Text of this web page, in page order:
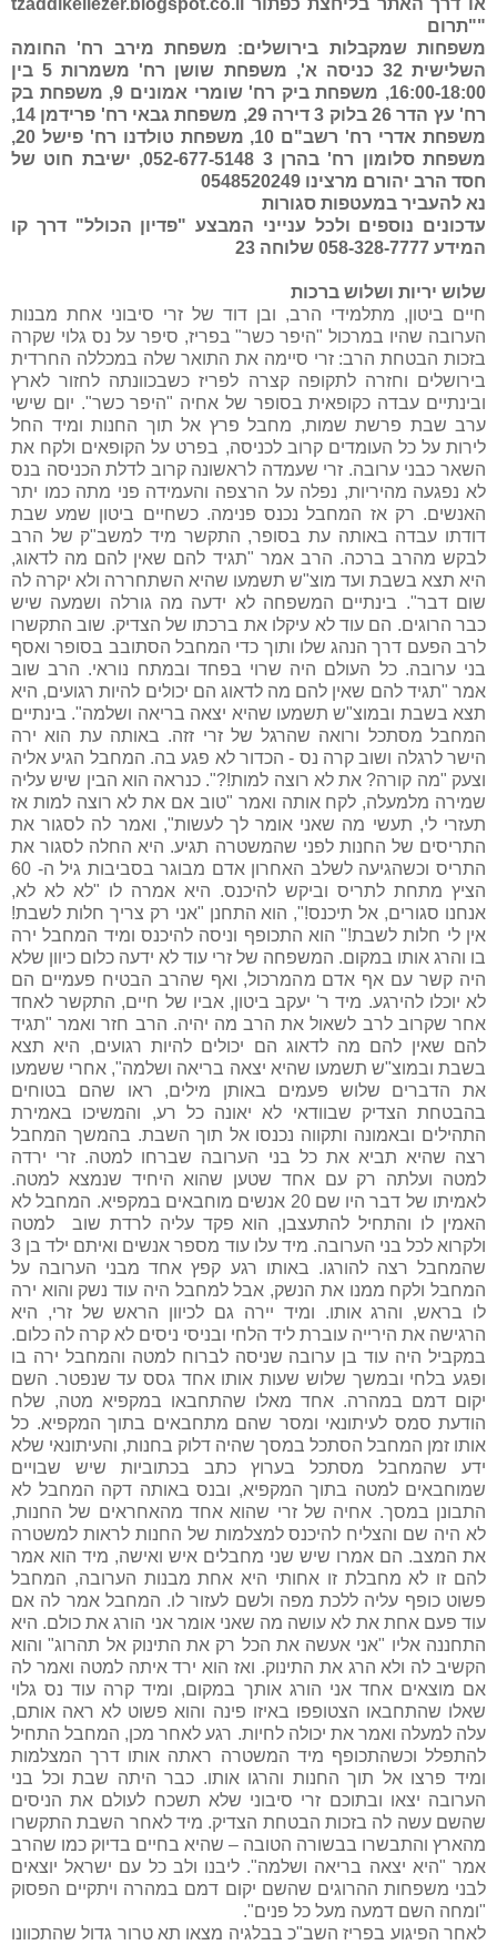
או דרך האתר
tzaddikeliezer.blogspot.co.il בליחצת כפתור
"תרום"
משפחות שמקבלות בירושלים: משפחת מירב רח' החומה
השלישית 32 כניסה א', משפחת שושן רח' משמרות 5 בין
16:00-18:00, משפחת ביק רח' שומרי אמונים 9, משפחת בק
רח' עץ הדר 26 בלוק 3 דירה 29, משפחת גבאי רח' פרידמן 14,
משפחת אדרי רח' רשב"ם 10, משפחת טולדנו רח' פישל 20,
משפחת סלומון רח' בהרן 3 052-677-5148, ישיבת חוט של
חסד הרב יהורם מרצינו 0548520249
נא להעביר במעטפות סגורות
עדכונים נוספים ולכל ענייני המבצע "פדיון הכולל" דרך קו
המידע 058-328-7777 שלוחה 23
שלוש יריות ושלוש ברכות
חיים ביטון, מתלמידי הרב, ובן דוד של זרי סיבוני אחת מבנות
הערובה שהיו במרכול "היפר כשר" בפריז, סיפר על נס גלוי שקרה
בזכות הבטחת הרב: זרי סיימה את התואר שלה במכללה החרדית
בירושלים וחזרה לתקופה קצרה לפריז כשבכוונתה לחזור לארץ
ובינתיים עבדה כקופאית בסופר של אחיה "היפר כשר". יום שישי
ערב שבת פרשת שמות, מחבל פרץ אל תוך החנות ומיד החל
לירות על כל העומדים קרוב לכניסה, בפרט על הקופאים ולקח את
השאר כבני ערובה. זרי שעמדה לראשונה קרוב לדלת הכניסה בנס
לא נפגעה מהיריות, נפלה על הרצפה והעמידה פני מתה כמו יתר
האנשים. רק אז המחבל נכנס פנימה. כשחיים ביטון שמע שבת
דודתו עבדה באותה עת בסופר, התקשר מיד למשב"ק של הרב
לבקש מהרב ברכה. הרב אמר "תגיד להם שאין להם מה לדאוג,
היא תצא בשבת ועד מוצ"ש תשמעו שהיא השתחררה ולא יקרה לה
שום דבר". בינתיים המשפחה לא ידעה מה גורלה ושמעה שיש
כבר הרוגים. הם עוד לא עיקלו את ברכתו של הצדיק. שוב התקשרו
לרב הפעם דרך הנהג שלו ותוך כדי המחבל הסתובב בסופר ואסף
בני ערובה. כל העולם היה שרוי בפחד ובמתח נוראי. הרב שוב
אמר "תגיד להם שאין להם מה לדאוג הם יכולים להיות רגועים, היא
תצא בשבת ובמוצ"ש תשמעו שהיא יצאה בריאה ושלמה". בינתיים
המחבל מסתכל ורואה שהרגל של זרי זזה. באותה עת הוא ירה
הישר לרגלה ושוב קרה נס - הכדור לא פגע בה. המחבל הגיע אליה
וצעק "מה קורה? את לא רוצה למות!?". כנראה הוא הבין שיש עליה
שמירה מלמעלה, לקח אותה ואמר "טוב אם את לא רוצה למות אז
תעזרי לי, תעשי מה שאני אומר לך לעשות", ואמר לה לסגור את
התריסים של החנות לפני שהמשטרה תגיע. היא החלה לסגור את
התריס וכשהגיעה לשלב האחרון אדם מבוגר בסביבות גיל ה- 60
הציץ מתחת לתריס וביקש להיכנס. היא אמרה לו "לא לא לא,
אנחנו סגורים, אל תיכנס!", הוא התחנן "אני רק צריך חלות לשבת!
אין לי חלות לשבת!" הוא התכופף וניסה להיכנס ומיד המחבל ירה
בו והרג אותו במקום. המשפחה של זרי עוד לא ידעה כלום כיוון שלא
היה קשר עם אף אדם מהמרכול, ואף שהרב הבטיח פעמיים הם
לא יוכלו להירגע. מיד ר' יעקב ביטון, אביו של חיים, התקשר לאחד
אחר שקרוב לרב לשאול את הרב מה יהיה. הרב חזר ואמר "תגיד
להם שאין להם מה לדאוג הם יכולים להיות רגועים, היא תצא
בשבת ובמוצ"ש תשמעו שהיא יצאה בריאה ושלמה", אחרי ששמעו
את הדברים שלוש פעמים באותן מילים, ראו שהם בטוחים
בהבטחת הצדיק שבוודאי לא יאונה כל רע, והמשיכו באמירת
התהילים ובאמונה ותקווה נכנסו אל תוך השבת. בהמשך המחבל
רצה שהיא תביא את כל בני הערובה שברחו למטה. זרי ירדה
למטה ועלתה רק עם אחד שטען שהוא היחיד שנמצא למטה.
לאמיתו של דבר היו שם 20 אנשים מוחבאים במקפיא. המחבל לא
האמין לו והתחיל להתעצבן, הוא פקד עליה לרדת שוב למטה
ולקרוא לכל בני הערובה. מיד עלו עוד מספר אנשים ואיתם ילד בן 3
שהמחבל רצה להורגו. באותו רגע קפץ אחד מבני הערובה על
המחבל ולקח ממנו את הנשק, אבל למחבל היה עוד נשק והוא ירה
לו בראש, והרג אותו. ומיד יירה גם לכיוון הראש של זרי, היא
הרגישה את הירייה עוברת ליד הלחי ובניסי ניסים לא קרה לה כלום.
במקביל היה עוד בן ערובה שניסה לברוח למטה והמחבל ירה בו
ופגע בלחי ובמשך שלוש שעות אותו אחד גסס עד שנפטר. השם
יקום דמם במהרה. אחד מאלו שהתחבאו במקפיא מטה, שלח
הודעת סמס לעיתונאי ומסר שהם מתחבאים בתוך המקפיא. כל
אותו זמן המחבל הסתכל במסך שהיה דלוק בחנות, והעיתונאי שלא
ידע שהמחבל מסתכל בערוץ כתב בכתוביות שיש שבויים
שמוחבאים למטה בתוך המקפיא, ובנס באותה דקה המחבל לא
התבונן במסך. אחיה של זרי שהוא אחד מהאחראים של החנות,
לא היה שם והצליח להיכנס למצלמות של החנות לראות למשטרה
את המצב. הם אמרו שיש שני מחבלים איש ואישה, מיד הוא אמר
להם זו לא מחבלת זו אחותי היא אחת מבנות הערובה, המחבל
פשוט כופף עליה ללכת מפה ולשם לעזור לו. המחבל אמר לה אם
עוד פעם אחת את לא עושה מה שאני אומר אני הורג את כולם. היא
התחננה אליו "אני אעשה את הכל רק את התינוק אל תהרוג" והוא
הקשיב לה ולא הרג את התינוק. ואז הוא ירד איתה למטה ואמר לה
אם מוצאים אחד אני הורג אותך במקום, ומיד קרה עוד נס גלוי
שאלו שהתחבאו הצטופפו באיזו פינה והוא פשוט לא ראה אותם,
עלה למעלה ואמר את יכולה לחיות. רגע לאחר מכן, המחבל התחיל
להתפלל וכשהתכופף מיד המשטרה ראתה אותו דרך המצלמות
ומיד פרצו אל תוך החנות והרגו אותו. כבר היתה שבת וכל בני
הערובה יצאו ובתוכם זרי סיבוני שלא תשכח לעולם את הניסים
שהשם עשה לה בזכות הבטחת הצדיק. מיד לאחר השבת התקשרו
מהארץ והתבשרו בבשורה הטובה – שהיא בחיים בדיוק כמו שהרב
אמר "היא יצאה בריאה ושלמה". ליבנו ולב כל עם ישראל יוצאים
לבני משפחות ההרוגים שהשם יקום דמם במהרה ויתקיים הפסוק
"ומחה השם דמעה מעל כל פנים".
לאחר הפיגוע בפריז השב"כ בבלגיה מצאו תא טרור גדול שהתכוונו